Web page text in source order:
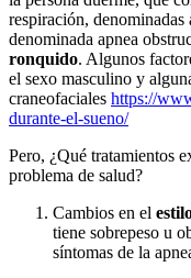
respiración, denominadas
denominada apnea
ronquido. Algunos
el sexo masculino y
craneofaciales https://
durante-el-sueno/
Pero, ¿Qué tratamientos
problema de salud?
Cambios en el
tiene sobrepeso u
síntomas de la